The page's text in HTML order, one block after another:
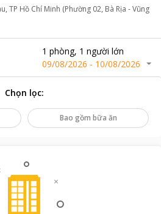
TP Hồ Chí Minh (Phường 02, Bà Rịa - Vũng
1 phòng, 1 người lớn
09/08/2026 - 10/08/2026
Chọn lọc:
Bao gồm bữa ăn